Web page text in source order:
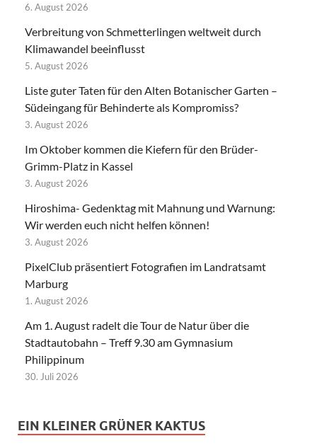
6. August 2026
Verbreitung von Schmetterlingen weltweit durch
Klimawandel beeinflusst
5. August 2026
Liste guter Taten für den Alten Botanischer Garten –
Südeingang für Behinderte als Kompromiss?
3. August 2026
Im Oktober kommen die Kiefern für den Brüder-
Grimm-Platz in Kassel
3. August 2026
Hiroshima- Gedenktag mit Mahnung und Warnung:
Wir werden euch nicht helfen können!
3. August 2026
PixelClub präsentiert Fotografien im Landratsamt
Marburg
1. August 2026
Am 1. August radelt die Tour de Natur über die
Stadtautobahn – Treff 9.30 am Gymnasium
Philippinum
30. Juli 2026
EIN KLEINER GRÜNER KAKTUS